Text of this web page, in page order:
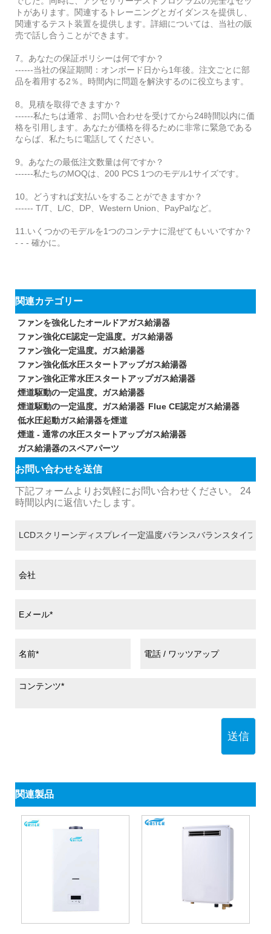
トがあります。関連するトレーニングとガイダンスを提供し、
関連するテスト装置を提供します。詳細については、当社の販
売で話し合うことができます。
7。あなたの保証ポリシーは何ですか？
------当社の保証期間：オンボード日から1年後。注文ごとに部
品を着用する2％。時間内に問題を解決するのに役立ちます。
8。見積を取得できますか？
------私たちは通常、お問い合わせを受けてから24時間以内に価
格を引用します。あなたが価格を得るために非常に緊急である
ならば、私たちに電話してください。
9。あなたの最低注文数量は何ですか？
------私たちのMOQは、200 PCS 1つのモデル1サイズです。
10。どうすれば支払いをすることができますか？
------ T/T、L/C、DP、Western Union、PayPalなど。
11.いくつかのモデルを1つのコンテナに混ぜてもいいですか？
- - - 確かに。
関連カテゴリー
ファンを強化したオールドアガス給湯器
ファン強化CE認定一定温度。ガス給湯器
ファン強化一定温度。ガス給湯器
ファン強化低水圧スタートアップガス給湯器
ファン強化正常水圧スタートアップガス給湯器
煙道駆動の一定温度。ガス給湯器
煙道駆動の一定温度。ガス給湯器 Flue CE認定ガス給湯器
低水圧起動ガス給湯器を煙道
煙道 - 通常の水圧スタートアップガス給湯器
ガス給湯器のスペアパーツ
お問い合わせを送信
下記フォームよりお気軽にお問い合わせください。 24
時間以内に返信いたします。
送信
関連製品